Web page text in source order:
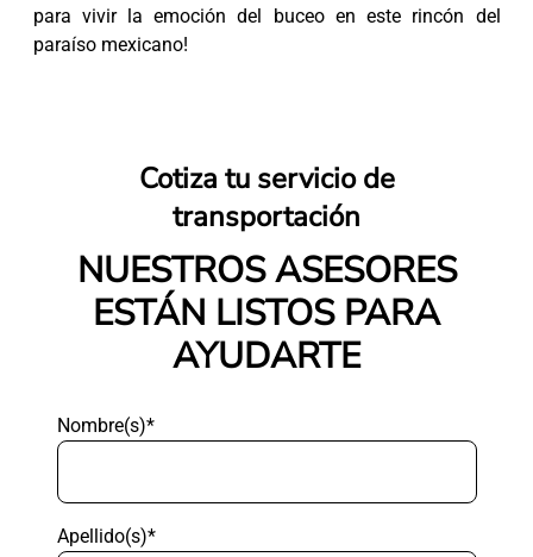
para vivir la emoción del buceo en este rincón del
paraíso mexicano!
Cotiza tu servicio de
transportación
NUESTROS ASESORES
ESTÁN LISTOS PARA
AYUDARTE
Nombre(s)*
Apellido(s)*